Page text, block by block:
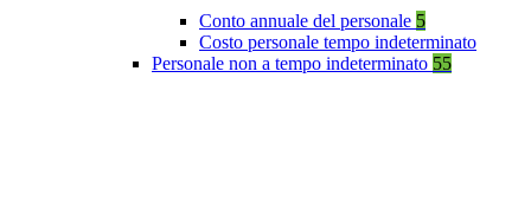
Conto annuale del personale 5
Costo personale tempo indeterminato
Personale non a tempo indeterminato 55